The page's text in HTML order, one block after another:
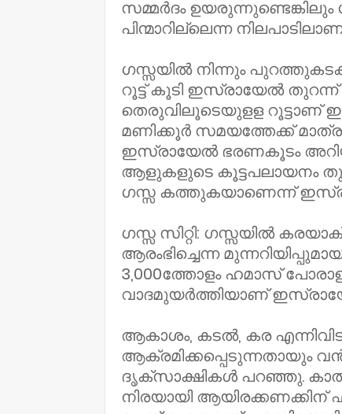
സമ്മർദം
പിന്മാറില്ലെന്ന
ഗസ്സയിൽ നിന്നും
റൂട്ട് കൂടി ഇസ്രായേൽ
തെരുവിലൂടെയുളള റൂട്ടാണ്
മണിക്കൂർ സമയത്തേക്ക്
ഇസ്രായേൽ ഭരണകൂടം
ആളുകളുടെ കൂട്ടപലായനം
ഗസ്സ കത്തുകയാണെന്ന്
​ഗസ്സ സിറ്റി: ഗസ്സയിൽ
ആരംഭിച്ചെന്ന
3,000ത്തോളം ഹമാസ്
വാദമുയർത്തിയാണ്
ആകാശം, കടൽ, കര
ആക്രമിക്കപ്പെടുന്നതായും
ദൃക്‌സാക്ഷികൾ പറഞ്ഞു.
നിരയായി ആയിരക്കണക്കിന്